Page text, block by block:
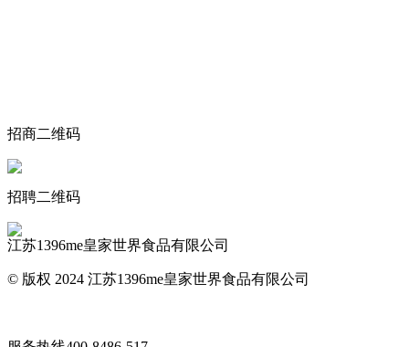
招商二维码
招聘二维码
江苏1396me皇家世界食品有限公司
© 版权 2024 江苏1396me皇家世界食品有限公司